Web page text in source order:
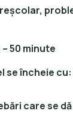
50 minute
încheie cu:
care se